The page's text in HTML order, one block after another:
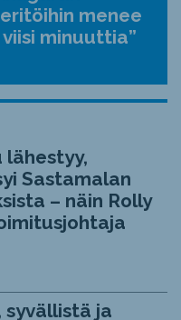
menee
minuuttia”
lähestyy,
Sastamalan
– näin Rolly
syvällistä ja